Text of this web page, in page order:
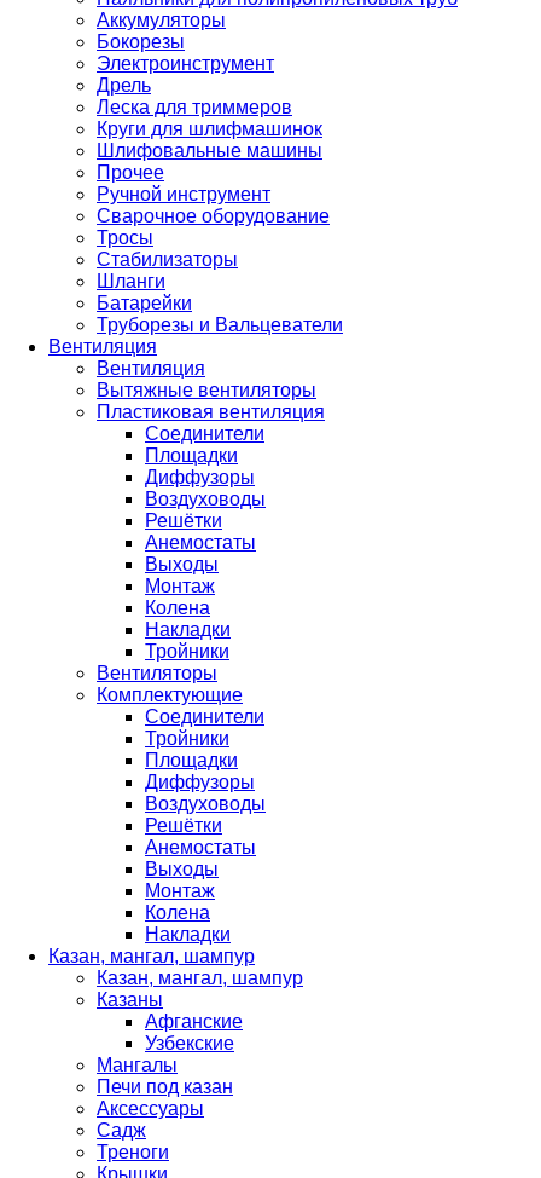
Аккумуляторы
Бокорезы
Электроинструмент
Дрель
Леска для триммеров
Круги для шлифмашинок
Шлифовальные машины
Прочее
Ручной инструмент
Сварочное оборудование
Тросы
Стабилизаторы
Шланги
Батарейки
Труборезы и Вальцеватели
Вентиляция
Вентиляция
Вытяжные вентиляторы
Пластиковая вентиляция
Соединители
Площадки
Диффузоры
Воздуховоды
Решётки
Анемостаты
Выходы
Монтаж
Колена
Накладки
Тройники
Вентиляторы
Комплектующие
Соединители
Тройники
Площадки
Диффузоры
Воздуховоды
Решётки
Анемостаты
Выходы
Монтаж
Колена
Накладки
Казан, мангал, шампур
Казан, мангал, шампур
Казаны
Афганские
Узбекские
Мангалы
Печи под казан
Аксессуары
Садж
Треноги